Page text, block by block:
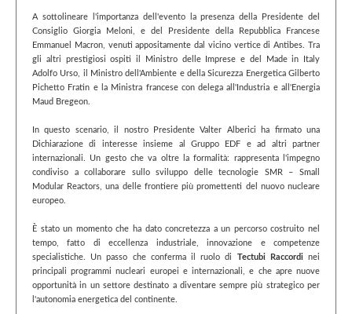
A sottolineare l'importanza dell'evento la presenza della Presidente del
Consiglio Giorgia Meloni, e del Presidente della Repubblica Francese
Emmanuel Macron, venuti appositamente dal vicino vertice di Antibes. Tra
gli altri prestigiosi ospiti il Ministro delle Imprese e del Made in Italy
Adolfo Urso, il Ministro dell'Ambiente e della Sicurezza Energetica Gilberto
Pichetto Fratin e la Ministra francese con delega all'Industria e all'Energia
Maud Bregeon.
In questo scenario, il nostro Presidente Valter Alberici ha firmato una
Dichiarazione di interesse insieme al Gruppo EDF e ad altri partner
internazionali. Un gesto che va oltre la formalità: rappresenta l'impegno
condiviso a collaborare sullo sviluppo delle tecnologie SMR – Small
Modular Reactors, una delle frontiere più promettenti del nuovo nucleare
europeo.
È stato un momento che ha dato concretezza a un percorso costruito nel
tempo, fatto di eccellenza industriale, innovazione e competenze
specialistiche. Un passo che conferma il ruolo di
Tectubi Raccordi nei
principali programmi nucleari europei e internazionali, e che apre nuove
opportunità in un settore destinato a diventare sempre più strategico per
l'autonomia energetica del continente.